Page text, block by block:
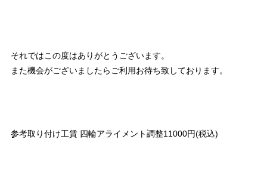
それではこの度はありがとうございます。
また機会がございましたらご利用お待ち致しております。
参考取り付け工賃 四輪アライメント調整11000円(税込)